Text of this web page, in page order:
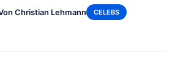
Christian Lehmann CELEBS